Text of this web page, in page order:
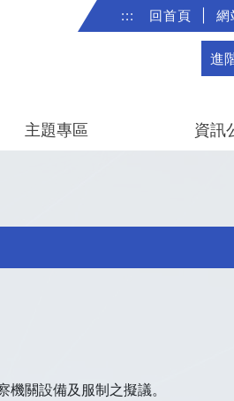
::: 回首頁 網
進
主題專區 資訊
關設備及服制之擬議。